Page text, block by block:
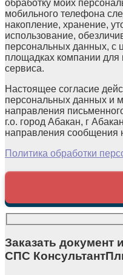
обработку моих
мобильного телефона
накопление, хранение,
использование,
персональных данных, с
площадках компании
сервиса.
Настоящее согласие
персональных данных и
направления
г.о. город Абакан, г
направления сообщения
Политика обработки
Заказать документ
СПС